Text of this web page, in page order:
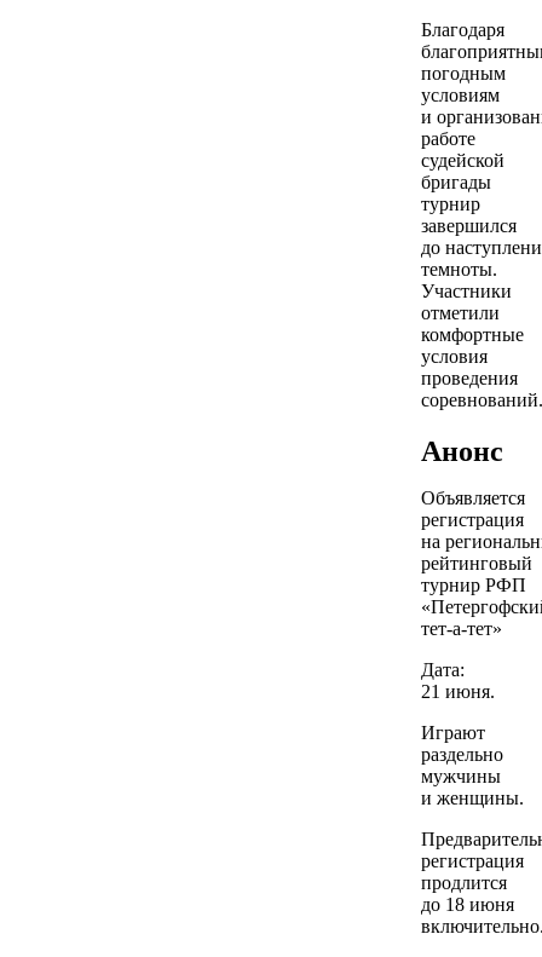
Благодаря
погодным
условиям
и
работе
судейской
бригады
турнир
завершился
до
темноты.
Участники
отметили
комфортные
условия
проведения
соревнований.
Анонс
Объявляется
регистрация
на
рейтинговый
турнир РФП
тет-а-тет»
Дата:
21 июня.
Играют
раздельно
мужчины
и женщины.
регистрация
продлится
до 18 июня